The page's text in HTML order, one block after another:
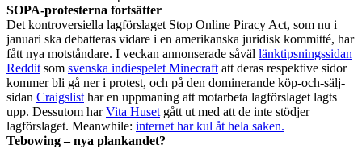
SOPA-protesterna fortsätter
Det kontroversiella lagförslaget Stop Online Piracy Act, som nu i
januari ska debatteras vidare i en amerikanska juridisk kommitté, har
fått nya motståndare. I veckan annonserade såväl länktipsningssidan
Reddit som svenska indiespelet Minecraft att deras respektive sidor
kommer bli gå ner i protest, och på den dominerande köp-och-sälj-
sidan Craigslist har en uppmaning att motarbeta lagförslaget lagts
upp. Dessutom harVita Huset gått ut med att de inte stödjer
lagförslaget. Meanwhile: internet har kul åt hela saken.
Tebowing – nya plankandet?